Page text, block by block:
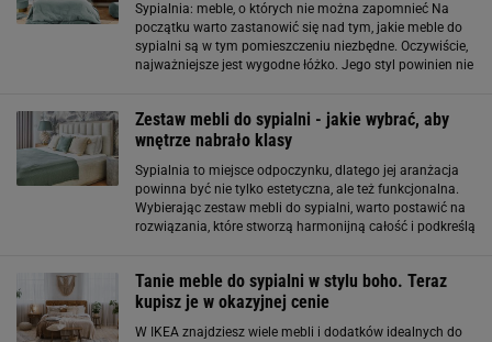
Sypialnia: meble, o których nie można zapomnieć Na
początku warto zastanowić się nad tym, jakie meble do
sypialni są w tym pomieszczeniu niezbędne. Oczywiście,
najważniejsze jest wygodne łóżko. Jego styl powinien nie
Zestaw mebli do sypialni - jakie wybrać, aby
wnętrze nabrało klasy
Sypialnia to miejsce odpoczynku, dlatego jej aranżacja
powinna być nie tylko estetyczna, ale też funkcjonalna.
Wybierając zestaw mebli do sypialni, warto postawić na
rozwiązania, które stworzą harmonijną całość i podkreślą
Tanie meble do sypialni w stylu boho. Teraz
kupisz je w okazyjnej cenie
W IKEA znajdziesz wiele mebli i dodatków idealnych do